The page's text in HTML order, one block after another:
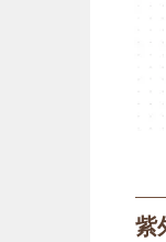
紫